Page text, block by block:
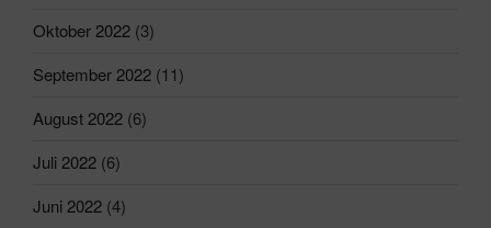
Oktober 2022 (3)
September 2022 (11)
August 2022 (6)
Juli 2022 (6)
Juni 2022 (4)